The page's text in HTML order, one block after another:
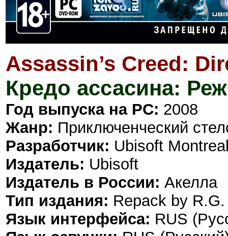
Assassin’s Creed:
Кредо ассасина:
Год выпуска на PC: 2008
Жанр: Приключенческий
Разработчик: Ubisoft
Издатель: Ubisoft
Издатель в России: Акелла
Тип издания: Repack by
Язык интерфейса: RUS